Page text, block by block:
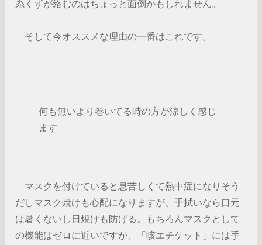
糸くずが絡むのはちょっと面倒かもしれません。
そして今オススメな理由の一番はこれです。
何も無いより巻いてる時の方が涼しく感じ
ます
マスクを付けていると息苦しくて熱中症になりそう
だしマスク焼けも心配になりますが、手拭いなら口元
は暑くないし日焼けも防げる。もちろんマスクとして
の機能はゼロに近いですが、「咳エチケット」には手